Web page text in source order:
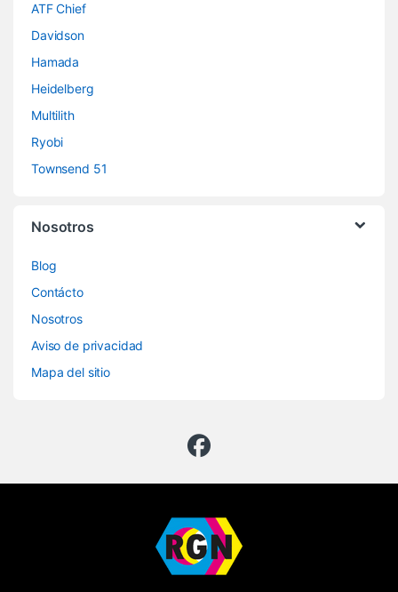
ATF Chief
Davidson
Hamada
Heidelberg
Multilith
Ryobi
Townsend 51
Nosotros
Blog
Contácto
Nosotros
Aviso de privacidad
Mapa del sitio